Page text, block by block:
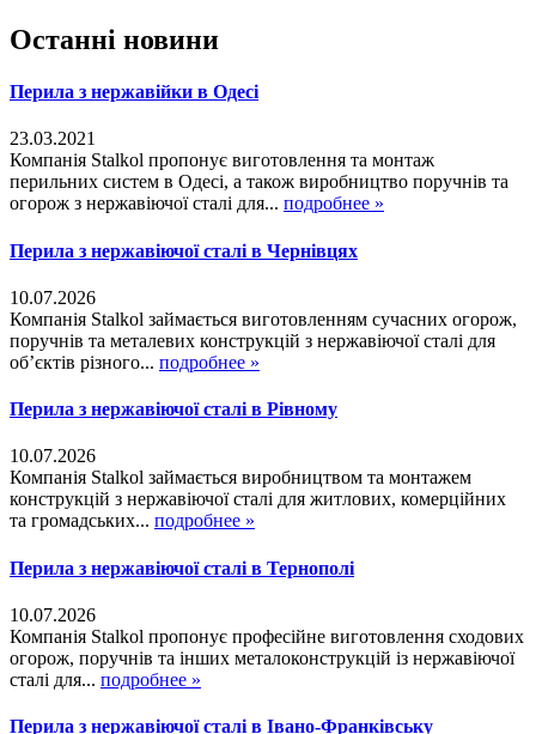
Останні новини
Перила з нержавійки в Одесі
23.03.2021
Компанія Stalkol пропонує виготовлення та монтаж
перильних систем в Одесі, а також виробництво поручнів та
огорож з нержавіючої сталі для... подробнее »
Перила з нержавіючої сталі в Чернівцях
10.07.2026
Компанія Stalkol займається виготовленням сучасних огорож,
поручнів та металевих конструкцій з нержавіючої сталі для
об’єктів різного... подробнее »
Перила з нержавіючої сталі в Рівному
10.07.2026
Компанія Stalkol займається виробництвом та монтажем
конструкцій з нержавіючої сталі для житлових, комерційних
та громадських... подробнее »
Перила з нержавіючої сталі в Тернополі
10.07.2026
Компанія Stalkol пропонує професійне виготовлення сходових
огорож, поручнів та інших металоконструкцій із нержавіючої
сталі для... подробнее »
Перила з нержавіючої сталі в Івано-Франківську